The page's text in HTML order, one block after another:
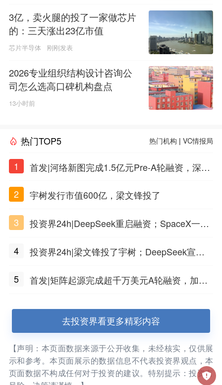
3亿，卖火腿的投了一家做芯片
的：三天涨出23亿市值
芯片半导体 刚刚发表
2026专业组织结构设计咨询公
司怎么选高口碑机构盘点
13小时前
热门TOP5 热门机构 |VC情报局
1
首发|河络新图完成1.5亿元Pre-A轮融资，深耕i
2
宇树发行市值600亿，梁文锋投了
3
投资界24h|DeepSeek重启融资；SpaceX一夜
4
投资界24h|梁文锋投了宇树；DeepSeek宣布
5
首发|矩阵起源完成超千万美元A轮融资，加速
去投资界看更多精彩内容
【声明：本页面数据来源于公开收集，未经核实，仅供展
示和参考。本页面展示的数据信息不代表投资界观点，本
页面数据不构成任何对于投资的建议。特别提示：投资有